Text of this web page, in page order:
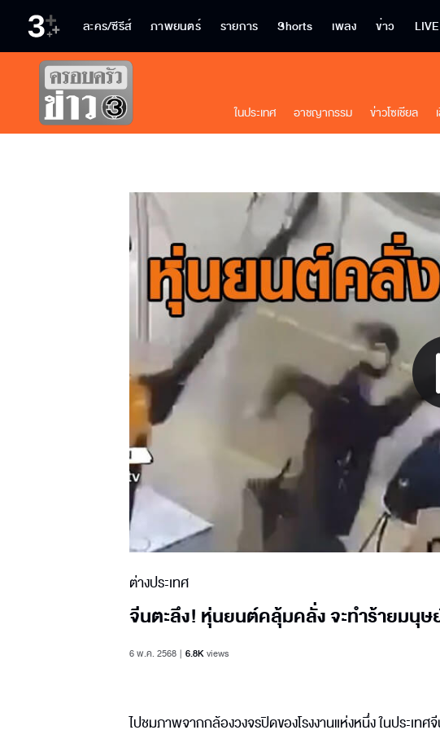
ละคร/ซีรีส์ ภาพยนตร์ รายการ Shorts เพลง ข่าว LIVE
ในประเทศ อาชญากรรม ข่าวโซเชียล
ต่างประเทศ
จีนตะลึง! หุ่นยนต์คลุ้มคลั่ง จะทำร้ายมนุษ
6 พ.ค. 2568 6.8Kviews
ไปชมภาพจากกล้องวงจรปิดของโรงงานแห่งหนึ่ง ในประเ